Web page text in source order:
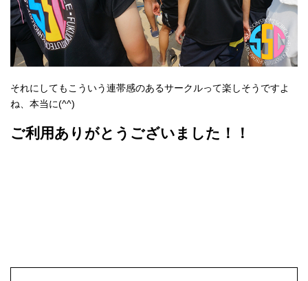
それにしてもこういう連帯感のあるサークルって楽しそうですよ
ね、本当に(^^)
ご利用ありがとうございました！！